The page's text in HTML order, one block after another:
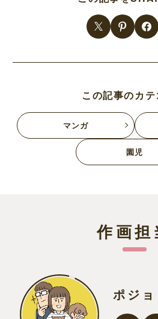
この記事のカ
マンガ
園児
作画担
ポジョ